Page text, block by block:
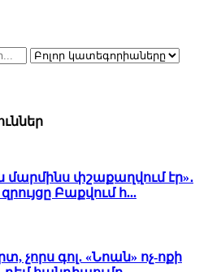
մարմինս փշաքաղվում էր»․
Բաքվում հ...
չորս գոլ․ «Նոան» ոչ-ոքի